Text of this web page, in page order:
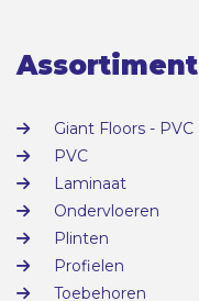
Assortiment
Giant Floors - PVC
PVC
Laminaat
Ondervloeren
Plinten
Profielen
Toebehoren